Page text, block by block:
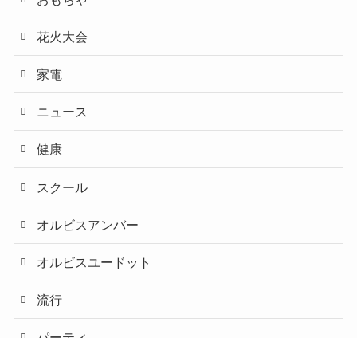
花火大会
家電
ニュース
健康
スクール
オルビスアンバー
オルビスユードット
流行